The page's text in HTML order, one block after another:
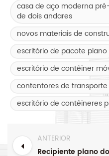
casa de aço moderna
de dois andares
novos materiais de
escritório de pacote plano
escritório de contêiner
contentores de
escritório de contêineres
ANTERIOR